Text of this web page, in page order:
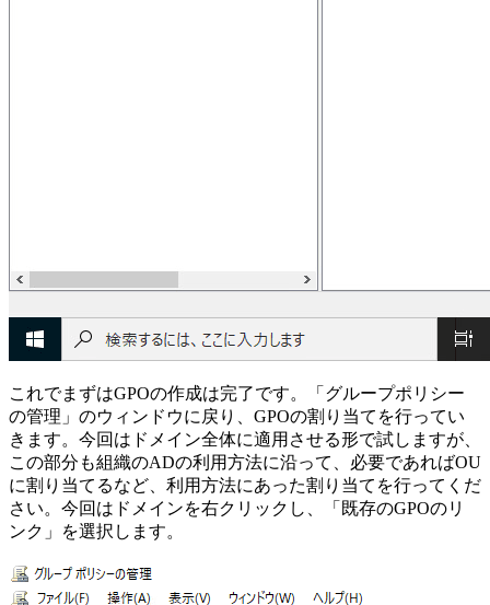
これでまずはGPOの作成は完了です。「グループポリシー
の管理」のウィンドウに戻り、GPOの割り当てを行ってい
きます。今回はドメイン全体に適用させる形で試しますが、
この部分も組織のADの利用方法に沿って、必要であればOU
に割り当てるなど、利用方法にあった割り当てを行ってくだ
さい。今回はドメインを右クリックし、「既存のGPOのリ
ンク」を選択します。